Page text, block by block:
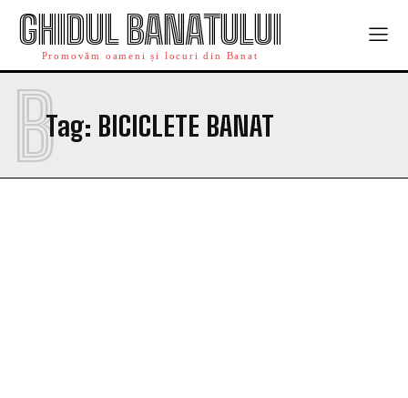
GHIDUL BANATULUI
Promovăm oameni și locuri din Banat
Tag: BICICLETE BANAT
B